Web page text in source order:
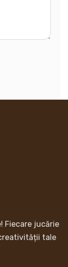
Fiecare jucărie
tale